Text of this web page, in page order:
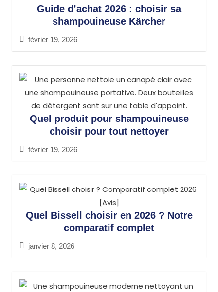
Guide d’achat 2026 : choisir sa
shampouineuse Kärcher
février 19, 2026
Quel produit pour shampouineuse
choisir pour tout nettoyer
février 19, 2026
Quel Bissell choisir en 2026 ? Notre
comparatif complet
janvier 8, 2026